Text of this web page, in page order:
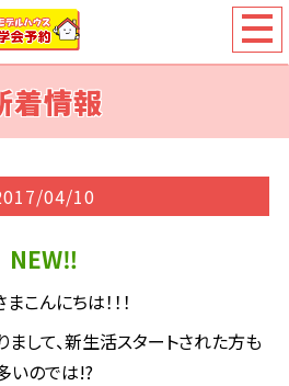
着情報
04/10
NEW‼
こんにちは！！！
して、新生活スタートされた方も
いのでは!?